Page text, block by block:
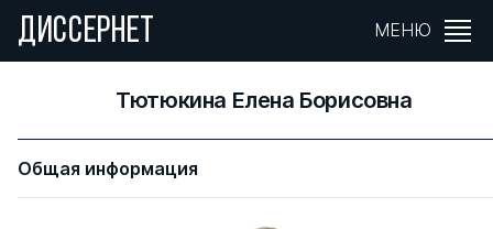
ДИССЕРНЕТ МЕНЮ
Тютюкина Елена Борисовна
Общая информация